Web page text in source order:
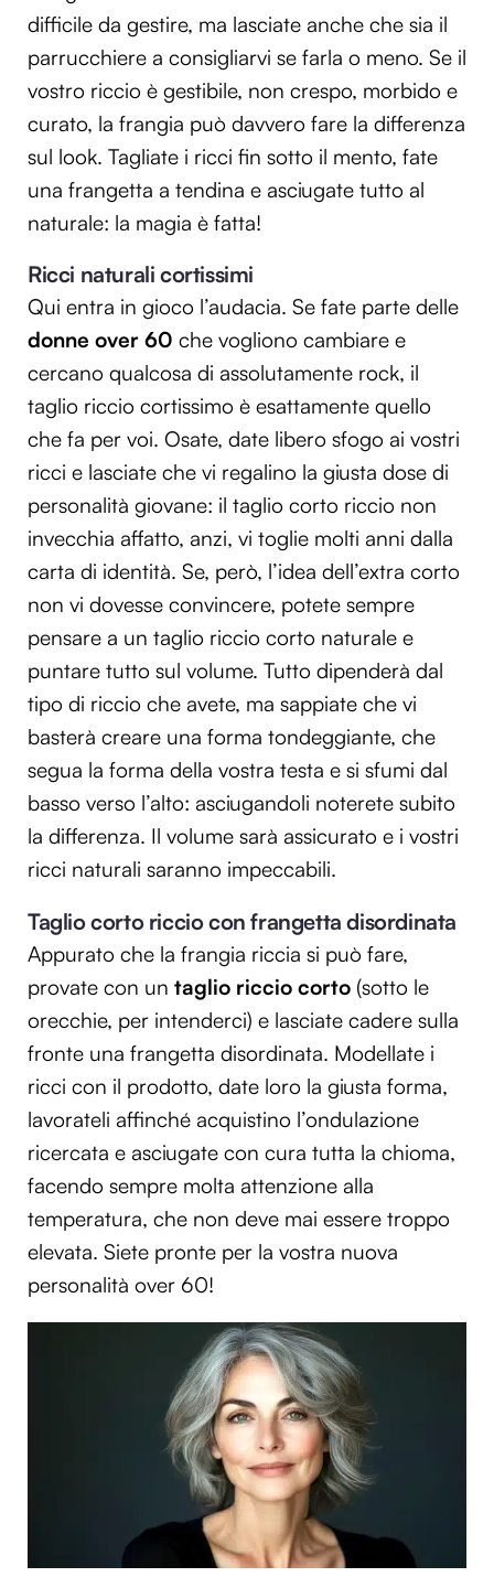
difficile da gestire, ma lasciate anche che sia il
parrucchiere a consigliarvi se farla o meno. Se il
vostro riccio è gestibile, non crespo, morbido e
curato, la frangia può davvero fare la differenza
sul look. Tagliate i ricci fin sotto il mento, fate
una frangetta a tendina e asciugate tutto al
naturale: la magia è fatta!
Ricci naturali cortissimi
Qui entra in gioco l’audacia. Se fate parte delle
donne over 60 che vogliono cambiare e
cercano qualcosa di assolutamente rock, il
taglio riccio cortissimo è esattamente quello
che fa per voi. Osate, date libero sfogo ai vostri
ricci e lasciate che vi regalino la giusta dose di
personalità giovane: il taglio corto riccio non
invecchia affatto, anzi, vi toglie molti anni dalla
carta di identità. Se, però, l’idea dell’extra corto
non vi dovesse convincere, potete sempre
pensare a un taglio riccio corto naturale e
puntare tutto sul volume. Tutto dipenderà dal
tipo di riccio che avete, ma sappiate che vi
basterà creare una forma tondeggiante, che
segua la forma della vostra testa e si sfumi dal
basso verso l’alto: asciugandoli noterete subito
la differenza. Il volume sarà assicurato e i vostri
ricci naturali saranno impeccabili.
Taglio corto riccio con frangetta disordinata
Appurato che la frangia riccia si può fare,
provate con un taglio riccio corto (sotto le
orecchie, per intenderci) e lasciate cadere sulla
fronte una frangetta disordinata. Modellate i
ricci con il prodotto, date loro la giusta forma,
lavorateli affinché acquistino l’ondulazione
ricercata e asciugate con cura tutta la chioma,
facendo sempre molta attenzione alla
temperatura, che non deve mai essere troppo
elevata. Siete pronte per la vostra nuova
personalità over 60!